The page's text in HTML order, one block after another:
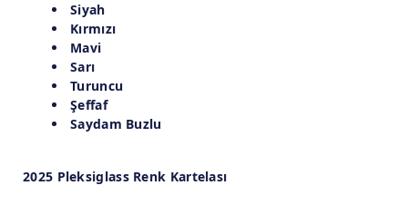
Siyah
Kırmızı
Mavi
Sarı
Turuncu
Şeffaf
Saydam Buzlu
2025 Pleksiglass Renk Kartelası